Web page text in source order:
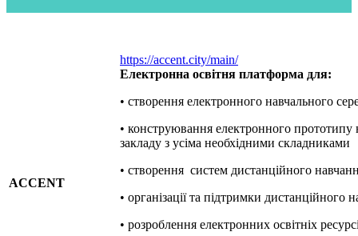
ACCENT
https://accent.city/main/
Електронна освітня платформа для:
• створення електронного навчального
• конструювання електронного прототипу
закладу з усіма необхідними складниками
• створення систем дистанційного
• організації та підтримки дистанційного
• розроблення електронних освітніх